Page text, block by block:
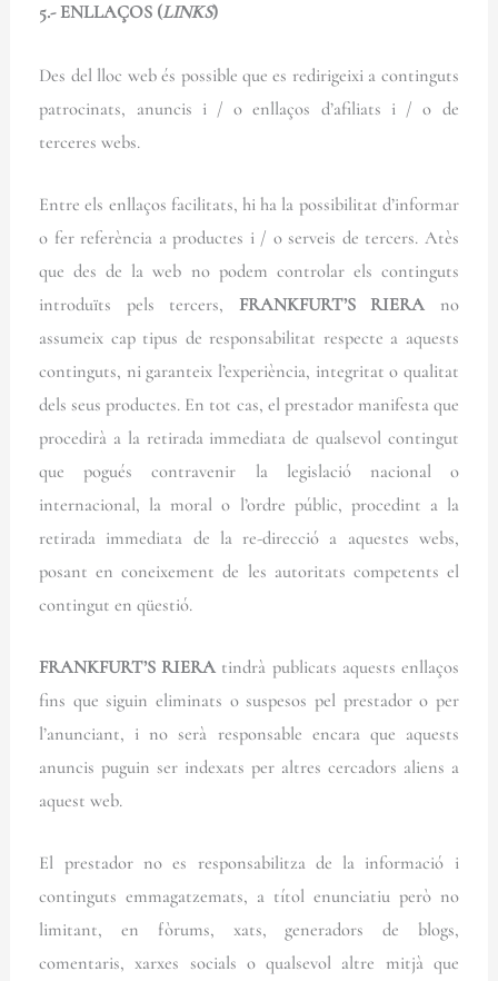
5.- ENLLAÇOS (LINKS)
Des del lloc web és possible que es redirigeixi a continguts
patrocinats, anuncis i / o enllaços d’afiliats i / o de
terceres webs.
Entre els enllaços facilitats, hi ha la possibilitat d’informar
o fer referència a productes i / o serveis de tercers. Atès
que des de la web no podem controlar els continguts
introduïts pels tercers, FRANKFURT’S RIERA no
assumeix cap tipus de responsabilitat respecte a aquests
continguts, ni garanteix l’experiència, integritat o qualitat
dels seus productes. En tot cas, el prestador manifesta que
procedirà a la retirada immediata de qualsevol contingut
que pogués contravenir la legislació nacional o
internacional, la moral o l’ordre públic, procedint a la
retirada immediata de la re-direcció a aquestes webs,
posant en coneixement de les autoritats competents el
contingut en qüestió.
FRANKFURT’S RIERA tindrà publicats aquests enllaços
fins que siguin eliminats o suspesos pel prestador o per
l’anunciant, i no serà responsable encara que aquests
anuncis puguin ser indexats per altres cercadors aliens a
aquest web.
El prestador no es responsabilitza de la informació i
continguts emmagatzemats, a títol enunciatiu però no
limitant, en fòrums, xats, generadors de blogs,
comentaris, xarxes socials o qualsevol altre mitjà que